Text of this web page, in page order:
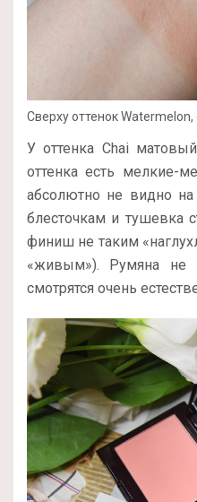
Сверху оттенок Watermelon,
У оттенка Chai
оттенка есть мелкие-
абсолютно не видно
блесточкам и тушевка
финиш не таким
«живым»). Румяна не
смотрятся очень